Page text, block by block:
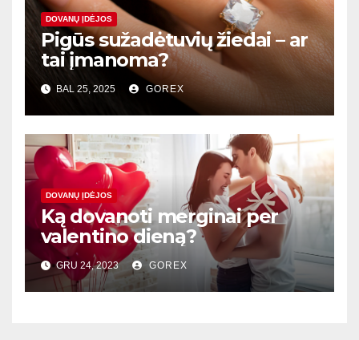
DOVANŲ ĮDĖJOS
Pigūs sužadėtuvių žiedai – ar
tai įmanoma?
BAL 25, 2025 GOREX
DOVANŲ ĮDĖJOS
Ką dovanoti merginai per
valentino dieną?
GRU 24, 2023 GOREX